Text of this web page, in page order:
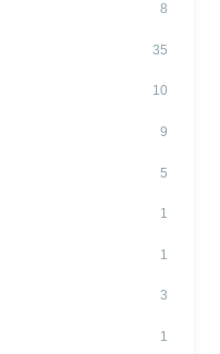
8
35
10
9
5
1
1
3
1